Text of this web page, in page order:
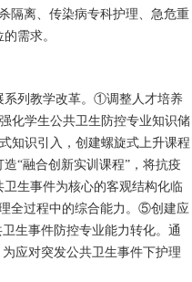
隔离、传染病专科护理、急危重
需求。
系列教学改革。①调整人才培养
化学生公共卫生防控专业知识储
知识引入，创建螺旋式上升课程
“融合创新实训课程”，将抗疫
生事件为核心的客观结构化临
理全过程中的综合能力。⑤创建应
生事件防控专业能力转化。通
应对突发公共卫生事件下护理